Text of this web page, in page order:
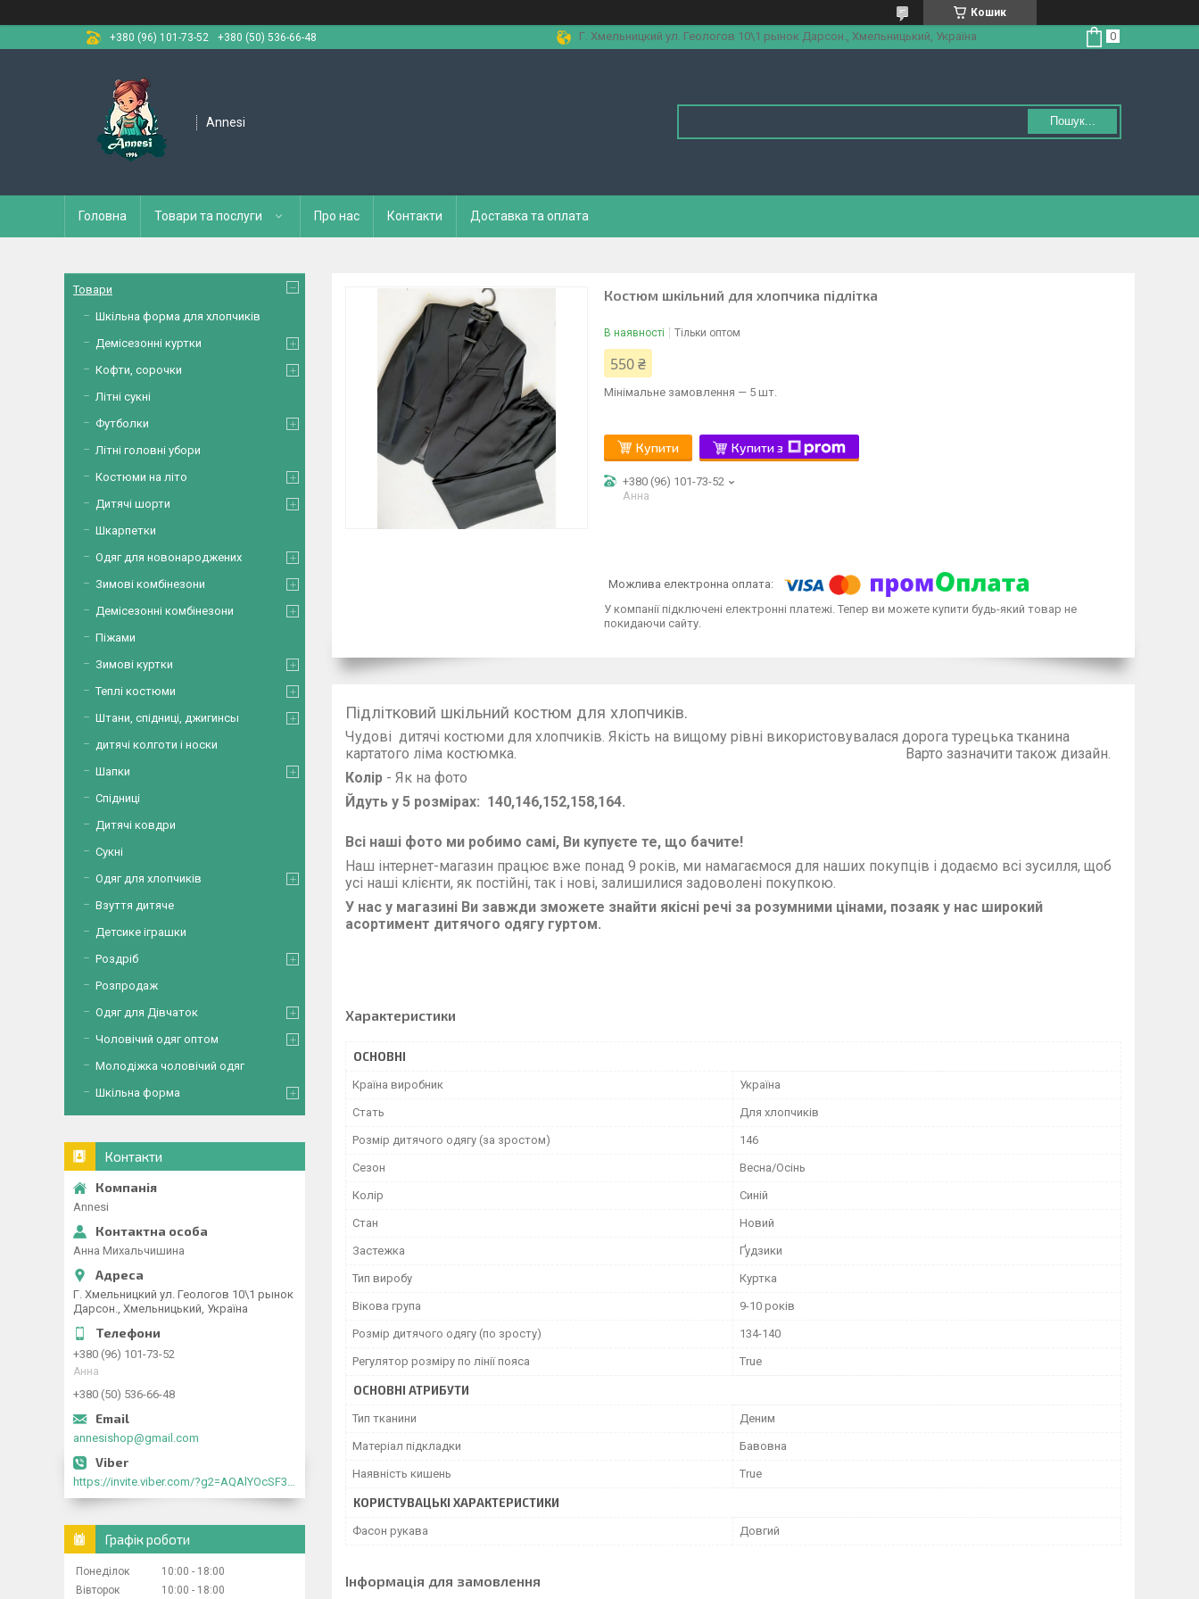
Кошик
+380 (96) 101-73-52
+380 (50) 536-66-48 Г. Хмельницкий ул. Геологов 10\1 рынок Дарсон., Хмельницький, Україна
Annesi Пошук...
Головна Товари та послуги Про нас Контакти Доставка та оплата
Костюм шкільний для хлопчика підлітка
В наявності Тільки оптом
550 ₴
Мінімальне замовлення — 5 шт.
Купити Купити з
+380 (96) 101-73-52
Анна
У компанії підключені електронні платежі. Тепер ви можете купити будь-який товар не
покидаючи сайту.
Підлітковий шкільний костюм для хлопчиків.
Чудові дитячі костюми для хлопчиків. Якість на вищому рівні використовувалася дорога турецька тканина
картатого ліма костюмка. Варто зазначити також дизайн.
Колір - Як на фото
Йдуть у 5 розмірах: 140,146,152,158,164.
Всі наші фото ми робимо самі, Ви купуєте те, що бачите!
Наш інтернет-магазин працює вже понад 9 років, ми намагаємося для наших покупців і додаємо всі зусилля, щоб
усі наші клієнти, як постійні, так і нові, залишилися задоволені покупкою.
У нас у магазині Ви завжди зможете знайти якісні речі за розумними цінами, позаяк у нас широкий
асортимент дитячого одягу гуртом.
Характеристики
ОСНОВНІ
Країна виробник Україна
Стать Для хлопчиків
Розмір дитячого одягу (за зростом) 146
Сезон Весна/Осінь
Колір Синій
Стан Новий
Застежка Ґудзики
Тип виробу Куртка
Вікова група 9-10 років
Розмір дитячого одягу (по зросту) 134-140
Регулятор розміру по лінії пояса True
ОСНОВНІ АТРИБУТИ
Тип тканини Деним
Матеріал підкладки Бавовна
Наявність кишень True
КОРИСТУВАЦЬКІ ХАРАКТЕРИСТИКИ
Фасон рукава Довгий
Інформація для замовлення
Товари
Шкільна форма для хлопчиків
Демісезонні куртки
Кофти, сорочки
Літні сукні
Футболки
Літні головні убори
Костюми на літо
Дитячі шорти
Шкарпетки
Одяг для новонароджених
Зимові комбінезони
Демісезонні комбінезони
Піжами
Зимові куртки
Теплі костюми
Штани, спідниці, джигинсы
дитячі колготи і носки
Шапки
Спідниці
Дитячі ковдри
Сукні
Одяг для хлопчиків
Взуття дитяче
Детсике іграшки
Роздріб
Розпродаж
Одяг для Дівчаток
Чоловічий одяг оптом
Молодіжка чоловічий одяг
Шкільна форма
Контакти
Annesi
Анна Михальчишина
Г. Хмельницкий ул. Геологов 10\1 рынок
Дарсон., Хмельницький, Україна
+380 (96) 101-73-52
Анна
+380 (50) 536-66-48
annesishop@gmail.com
https://invite.viber.com/?g2=AQAlYOcSF30rb0kdJdojYDWtk4sNE5eWPg2Om5jJmRlpJwnTwfwnCzMMxer2vioZ"
Графік роботи
Понеділок 10:00
18:00
Вівторок
10:00 18:00